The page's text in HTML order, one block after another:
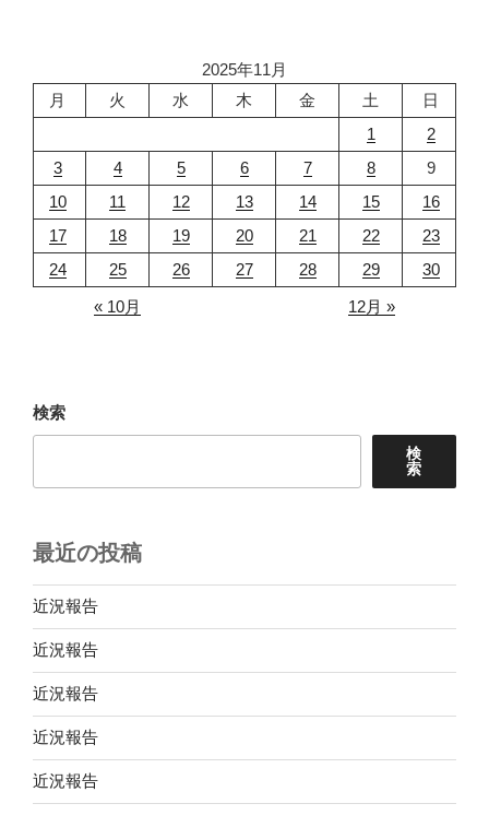
2025年11月
月
火 水 木 金 土
日
1
2
3
4 5 6 7 8
9
10
11 12 13 14 15
16
17
18 19 20 21 22
23
24
25 26 27 28 29
30
« 10月
12月 »
検索
検
索
最近の投稿
近況報告
近況報告
近況報告
近況報告
近況報告